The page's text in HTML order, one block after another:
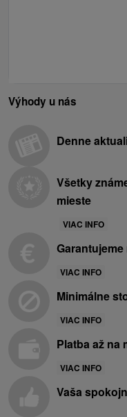
Výhody u nás
Denne
Všetky
mieste
VIAC INFO
VIAC INFO
Minimálne
VIAC INFO
Platba až na
VIAC INFO
Vaša